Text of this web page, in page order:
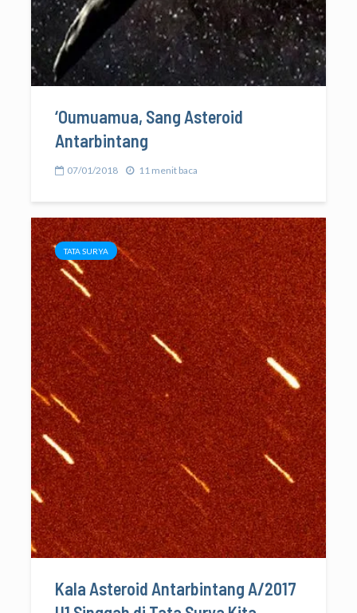
‘Oumuamua, Sang Asteroid
Antarbintang
07/01/2018 11 menit baca
TATA SURYA
Kala Asteroid Antarbintang A/2017